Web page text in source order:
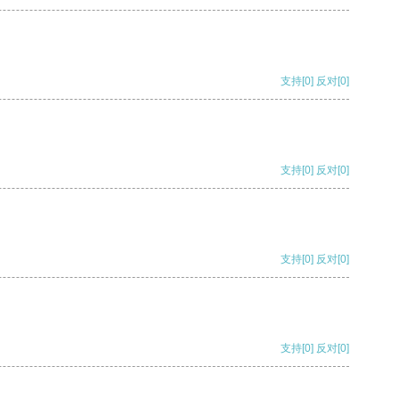
支持[0] 反对[0]
支持[0] 反对[0]
支持[0] 反对[0]
支持[0] 反对[0]